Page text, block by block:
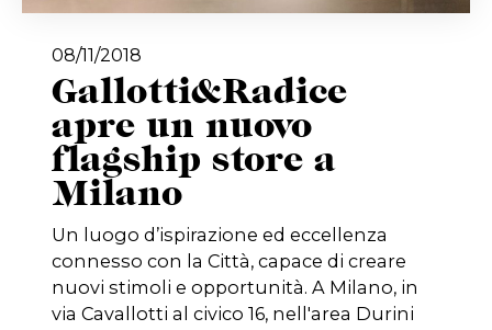
08/11/2018
Gallotti&Radice
apre un nuovo
flagship store a
Milano
Un luogo d’ispirazione ed eccellenza
connesso con la Città, capace di creare
nuovi stimoli e opportunità. A Milano, in
via Cavallotti al civico 16, nell'area Durini